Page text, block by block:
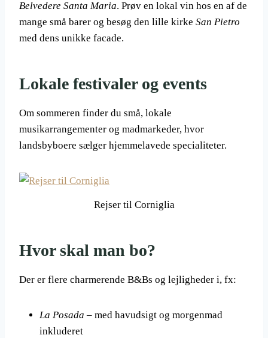
Belvedere Santa Maria. Prøv en lokal vin hos en af de
mange små barer og besøg den lille kirke San Pietro
med dens unikke facade.
Lokale festivaler og events
Om sommeren finder du små, lokale
musikarrangementer og madmarkeder, hvor
landsbyboere sælger hjemmelavede specialiteter.
Rejser til Corniglia
Hvor skal man bo?
Der er flere charmerende B&Bs og lejligheder i, fx:
La Posada – med havudsigt og morgenmad
inkluderet